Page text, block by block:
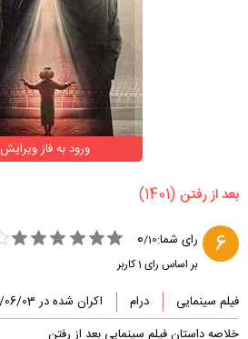
ورود به فاز ویرایش
‏بعد از رفتن‏ (1401)
6 رای شما: 0/10
بر اساس رای 1کاربر
فیلم سینمایی درام
اکران شده در 1402/06/03
خلاصه داستان فیلم سینمایی بعد از رفتن